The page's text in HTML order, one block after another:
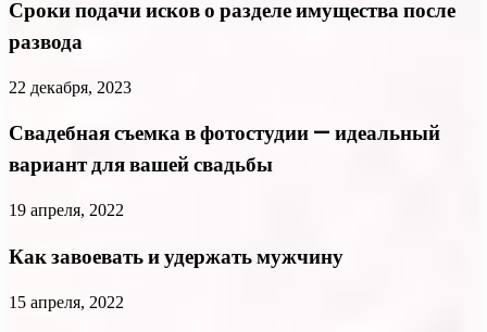
Сроки подачи исков о разделе имущества после
развода
22 декабря, 2023
Свадебная съемка в фотостудии — идеальный
вариант для вашей свадьбы
19 апреля, 2022
Как завоевать и удержать мужчину
15 апреля, 2022